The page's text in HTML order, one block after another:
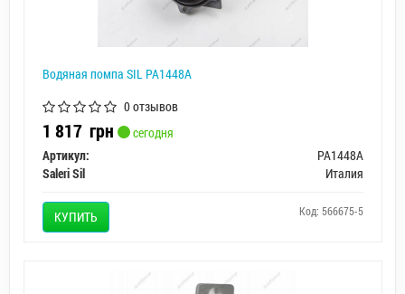
Водяная помпа SIL PA1448A
0 отзывов
1 817 грн
сегодня
Артикул:
PA1448A
Saleri Sil
Италия
КУПИТЬ Код: 566675-5